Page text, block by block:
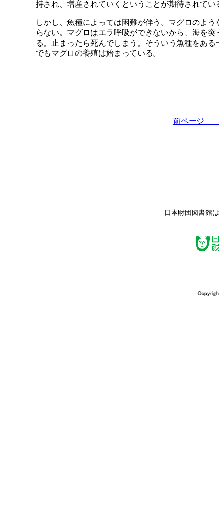
持され、増産されていくということが期待されてい
しかし、魚種によっては困難が伴う。マグロのよ
らない。マグロはエラ呼吸ができないから、海を
る。止まったら死んでしまう。そういう魚種をあ
でもマグロの養殖は始まっている。
前ペー
日本財団図書館